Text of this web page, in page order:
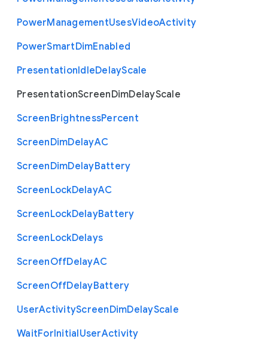
PowerManagementUsesVideoActivity
PowerSmartDimEnabled
PresentationIdleDelayScale
PresentationScreenDimDelayScale
ScreenBrightnessPercent
ScreenDimDelayAC
ScreenDimDelayBattery
ScreenLockDelayAC
ScreenLockDelayBattery
ScreenLockDelays
ScreenOffDelayAC
ScreenOffDelayBattery
UserActivityScreenDimDelayScale
WaitForInitialUserActivity